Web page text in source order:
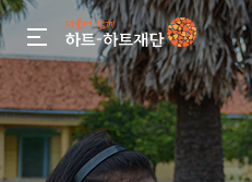
gnb menu open